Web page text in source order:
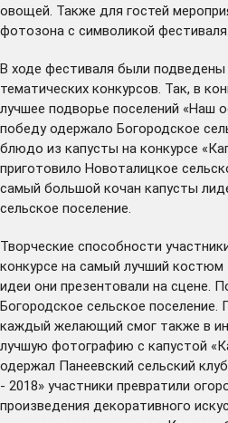
овощей. Также для гостей
фотозона с символикой фестиваля.
В ходе фестиваля были подведены
тематических конкурсов. Так, в
лучшее подворье поселений «Наш
победу одержало Богородское
блюдо из капусты на конкурсе
приготовило Новоталицкое
самый большой кочан капусты
сельское поселение.
Творческие способности
конкурсе на самый лучший костюм
идеи они презентовали на сцене.
Богородское сельское поселение.
каждый желающий смог также в
лучшую фотографию с капустой
одержал Панеевский сельский
- 2018» участники превратили
произведения декоративного